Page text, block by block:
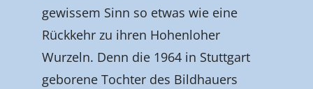
gewissem Sinn so etwas wie eine
Rückkehr zu ihren Hohenloher
Wurzeln. Denn die 1964 in Stuttgart
geborene Tochter des Bildhauers